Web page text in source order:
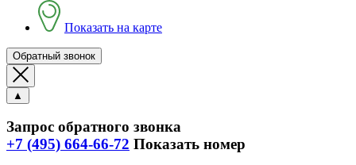
Показать на карте
Обратный звонок
▲
Запрос обратного звонка
+7 (495) 664-66-72 Показать номер